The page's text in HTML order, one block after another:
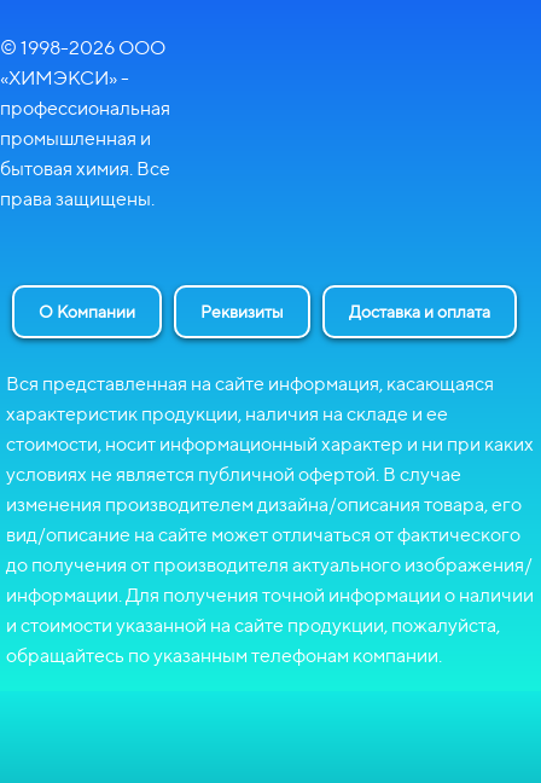
© 1998-2026 ООО
«ХИМЭКСИ» -
профессиональная
промышленная и
бытовая химия. Все
права защищены.
О Компании Реквизиты Доставка и оплата
Вся представленная на сайте информация, касающаяся
характеристик продукции, наличия на складе и ее
стоимости, носит информационный характер и ни при каких
условиях не является публичной офертой. В случае
изменения производителем дизайна/описания товара, его
вид/описание на сайте может отличаться от фактического
до получения от производителя актуального изображения/
информации. Для получения точной информации о наличии
и стоимости указанной на сайте продукции, пожалуйста,
обращайтесь по указанным телефонам компании.